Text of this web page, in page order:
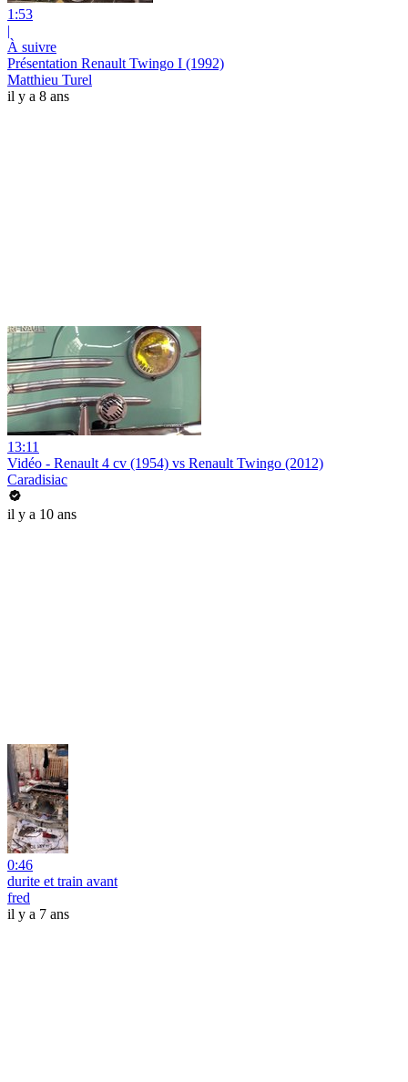
1:53
|
À suivre
Présentation Renault Twingo I (1992)
Matthieu Turel
il y a 8 ans
13:11
Vidéo - Renault 4 cv (1954) vs Renault Twingo (2012)
Caradisiac
il y a 10 ans
0:46
durite et train avant
fred
il y a 7 ans